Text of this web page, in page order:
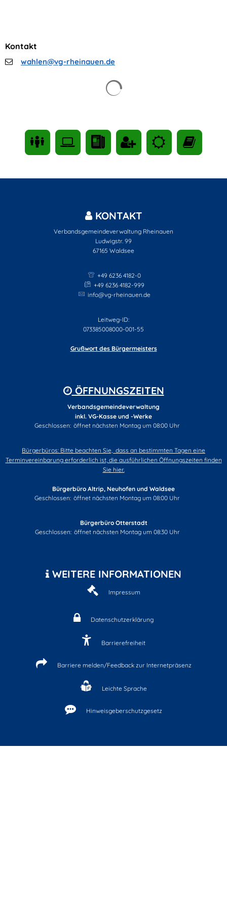
Kontakt
wahlen@vg-rheinauen.de
KONTAKT
Verbandsgemeindeverwaltung Rheinauen
Ludwigstr. 99
67165 Waldsee
+49 6236 4182-0
+49 6236 4182-999
info@vg-rheinauen.de
Leitweg-ID:
073385008000-001-55
Grußwort des Bürgermeisters
ÖFFNUNGSZEITEN
Verbandsgemeindeverwaltung
inkl. VG-Kasse und -Werke
Klicken, um weitere Öffnungs- oder Schließzeiten auszublenden
Geschlossen: öffnet nächsten Montag um 08:00 Uhr
Bürgerbüros: Bitte beachten Sie, dass an bestimmten Tagen eine
Terminvereinbarung erforderlich ist, die ausführlichen Öffnungszeiten finden
Sie hier.
Bürgerbüro Altrip, Neuhofen und Waldsee
Klicken, um weitere Öffnungs- oder Schließzeiten auszublenden
Geschlossen: öffnet nächsten Montag um 08:00 Uhr
Bürgerbüro Otterstadt
Klicken, um weitere Öffnungs- oder Schließzeiten auszublenden
Geschlossen: öffnet nächsten Montag um 08:30 Uhr
WEITERE INFORMATIONEN
Impressum
Datenschutzerklärung
Barrierefreiheit
Barriere melden/Feedback zur Internetpräsenz
Leichte Sprache
Hinweisgeberschutzgesetz